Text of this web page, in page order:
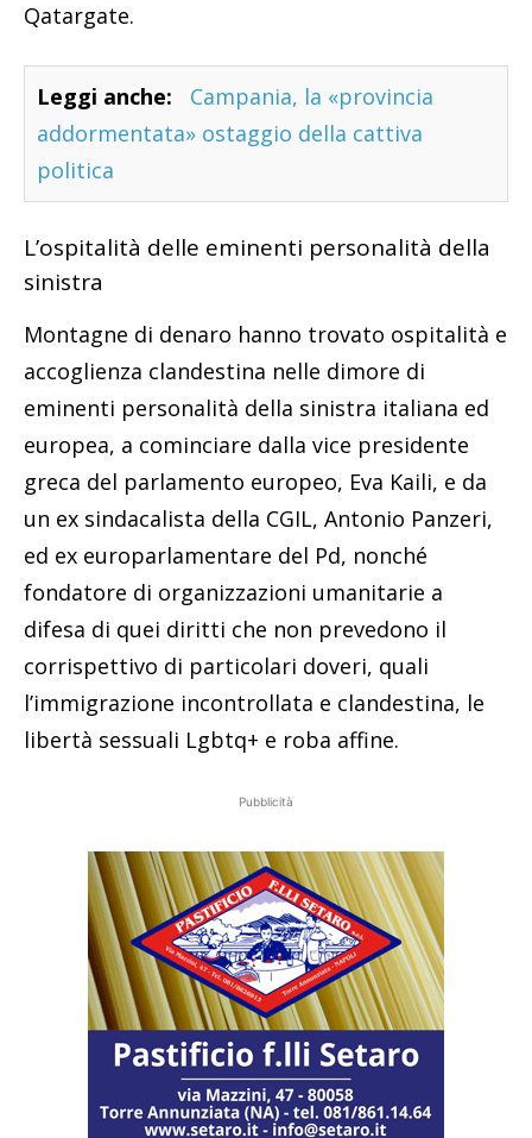
Qatargate.
Leggi anche:
Campania, la «provincia
addormentata» ostaggio della cattiva
politica
L’ospitalità delle eminenti personalità della
sinistra
Montagne di denaro hanno trovato ospitalità e
accoglienza clandestina nelle dimore di
eminenti personalità della sinistra italiana ed
europea, a cominciare dalla vice presidente
greca del parlamento europeo, Eva Kaili, e da
un ex sindacalista della CGIL, Antonio Panzeri,
ed ex europarlamentare del Pd, nonché
fondatore di organizzazioni umanitarie a
difesa di quei diritti che non prevedono il
corrispettivo di particolari doveri, quali
l’immigrazione incontrollata e clandestina, le
libertà sessuali Lgbtq+ e roba affine.
Pubblicità